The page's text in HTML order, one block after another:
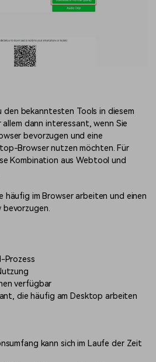
bekanntesten Tools in diesem
dann interessant, wenn Sie
bevorzugen und eine
Browser nutzen möchten. Für
Kombination aus Webtool und
häufig im Browser arbeiten und einen
bevorzugen.
Prozess
verfügbar
die häufig am Desktop arbeiten
kann sich im Laufe der Zeit